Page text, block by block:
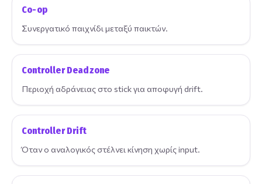
Co-op
Συνεργατικό παιχνίδι μεταξύ παικτών.
Controller Deadzone
Περιοχή αδράνειας στο stick για αποφυγή drift.
Controller Drift
Όταν ο αναλογικός στέλνει κίνηση χωρίς input.